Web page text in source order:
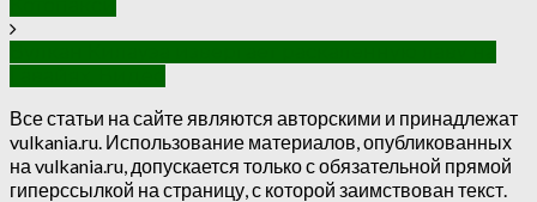
Все статьи на сайте являются авторскими и принадлежат
vulkania.ru. Использование материалов, опубликованных
на vulkania.ru, допускается только с обязательной прямой
гиперссылкой на страницу, с которой заимствован текст.